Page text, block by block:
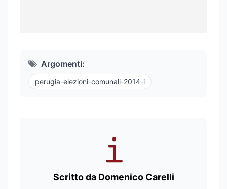
Argomenti:
perugia-elezioni-comunali-2014-i
Scritto da Domenico Carelli